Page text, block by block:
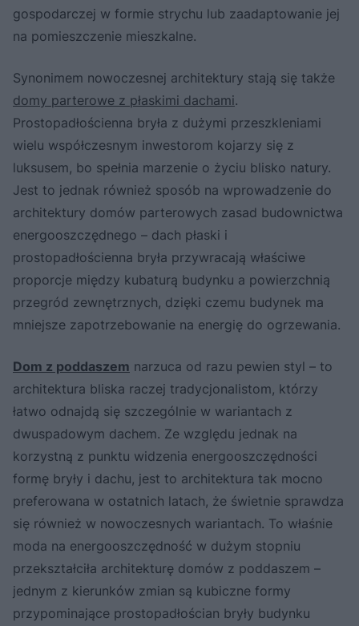
gospodarczej w formie strychu lub zaadaptowanie jej
na pomieszczenie mieszkalne.
Synonimem nowoczesnej architektury stają się także
domy parterowe z płaskimi dachami.
Prostopadłościenna bryła z dużymi przeszkleniami
wielu współczesnym inwestorom kojarzy się z
luksusem, bo spełnia marzenie o życiu blisko natury.
Jest to jednak również sposób na wprowadzenie do
architektury domów parterowych zasad budownictwa
energooszczędnego – dach płaski i
prostopadłościenna bryła przywracają właściwe
proporcje między kubaturą budynku a powierzchnią
przegród zewnętrznych, dzięki czemu budynek ma
mniejsze zapotrzebowanie na energię do ogrzewania.
Dom z poddaszem narzuca od razu pewien styl – to
architektura bliska raczej tradycjonalistom, którzy
łatwo odnajdą się szczególnie w wariantach z
dwuspadowym dachem. Ze względu jednak na
korzystną z punktu widzenia energooszczędności
formę bryły i dachu, jest to architektura tak mocno
preferowana w ostatnich latach, że świetnie sprawdza
się również w nowoczesnych wariantach. To właśnie
moda na energooszczędność w dużym stopniu
przekształciła architekturę domów z poddaszem –
jednym z kierunków zmian są kubiczne formy
przypominające prostopadłościan bryły budynku